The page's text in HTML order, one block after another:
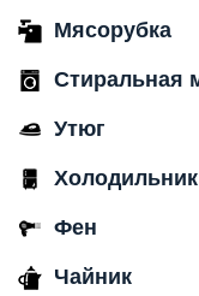
Мясорубка
Стиральная
Утюг
Холодильник
Фен
Чайник